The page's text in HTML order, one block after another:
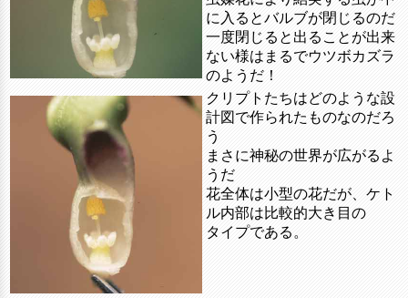
に入るとバルブが閉じるのだ
一度閉じると出ることが出来
ない様はまるでウツボカズラ
のようだ！
クリプトたちはどのような設
計図で作られたものなのだろ
う
まさに神秘の世界が広がるよ
うだ
花全体は小型の花だが、ケト
ル内部は比較的大き目の
タイプである。